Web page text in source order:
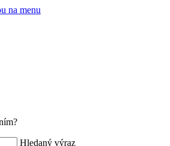
na menu
Hledaný výraz